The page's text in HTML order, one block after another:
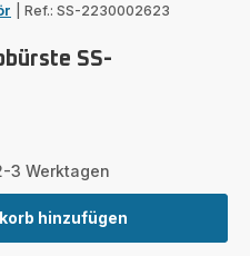
Ref.: SS-2230002623
SS-
3 Werktagen
hinzufügen